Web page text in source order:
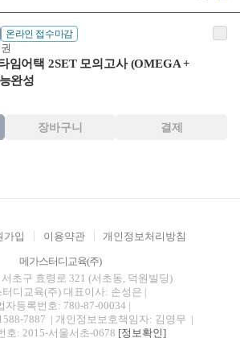
온라인 접수마감
임어택 2SET 모의고사 (OMEGA +
완성
장바구니 결제
가입 이용약관 개인정보처리방침
메가스터디교육(주)
초구 효령로 321 (서초동, 덕원빌딩)
터디교육(주)대표이사: 손성은 |
자등록번호: 780-87-00034 |
7887 | 개인정보보호책임자: 김영무 |
호: 2015-서울서초-0678 [정보확인]